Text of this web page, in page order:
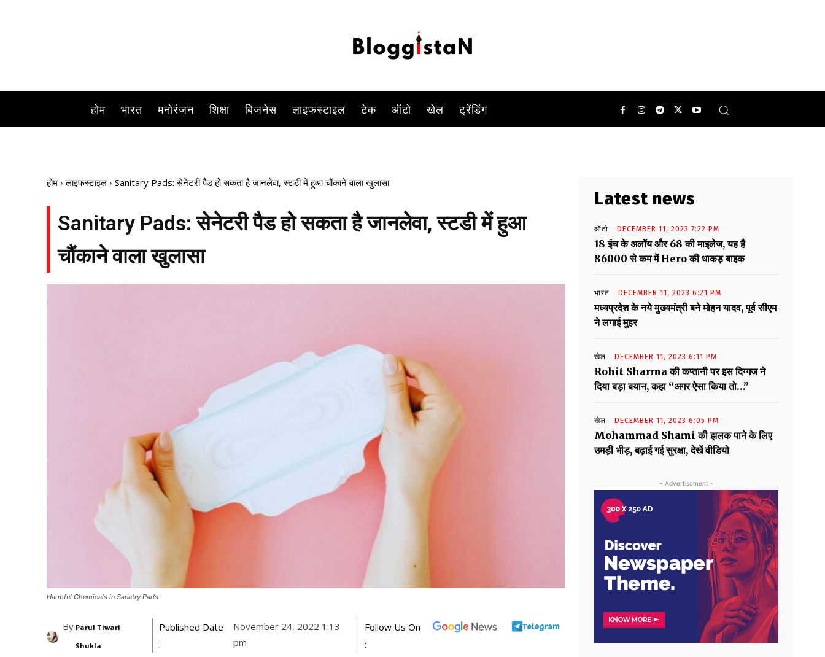
होम भारत मनोरंजन शिक्षा बिजनेस लाइफस्टाइल टेक ऑटो खेल ट्रेंडिंग
होम लाइफस्टाइल Sanitary Pads: सेनेटरी पैड हो सकता है जानलेवा, स्टडी में हुआ चौंकाने वाला खुलासा
Sanitary Pads: सेनेटरी पैड हो सकता है जानलेवा, स्टडी में हुआ
चौंकाने वाला खुलासा
Harmful Chemicals in Sanatry Pads
By Parul Tiwari
Shukla
Published Date
:
November 24, 2022 1:13
pm
Follow Us On
:
Latest news
ऑटो DECEMBER 11, 2023 7:22 PM
18 इंच के अलॉय और 68 की माइलेज, यह है
86000 से कम में Hero की धाकड़ बाइक
भारत DECEMBER 11, 2023 6:21 PM
मध्यप्रदेश के नये मुख्यमंत्री बने मोहन यादव, पूर्व सीएम
ने लगाई मुहर
खेल DECEMBER 11, 2023 6:11 PM
Rohit Sharma की कप्तानी पर इस दिग्गज ने
दिया बड़ा बयान, कहा “अगर ऐसा किया तो…”
खेल DECEMBER 11, 2023 6:05 PM
Mohammad Shami की झलक पाने के लिए
उमड़ी भीड़, बढ़ाई गई सुरक्षा, देखें वीडियो
- Advertisement -